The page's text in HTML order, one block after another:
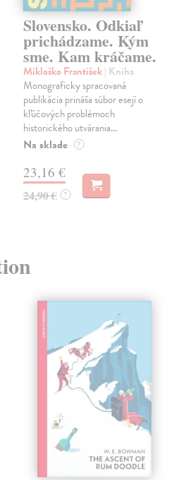
Slovensko. Odkiaľ
prichádzame. Kým
sme. Kam kráčame.
Mikloško František| Kniha
Monograficky spracovaná
publikácia prináša súbor esejí o
kľúčových problémoch
historického utvárania...
Na sklade ?
23,16 €
24,90 € ?